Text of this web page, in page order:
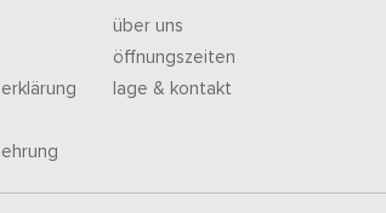
über uns
öffnungszeiten
lage & kontakt